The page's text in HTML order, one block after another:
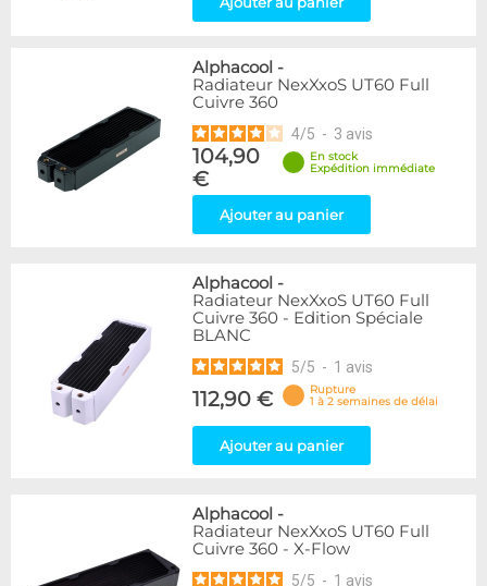
Alphacool -
Radiateur NexXxoS UT60 Full
Cuivre 360
4/5 - 3 avis
104,90
€
En stock
Expédition immédiate
Ajouter au panier
Alphacool -
Radiateur NexXxoS UT60 Full
Cuivre 360 - Edition Spéciale
BLANC
5/5 - 1 avis
112,90 €
Rupture
1 à 2 semaines de délai
Ajouter au panier
Alphacool -
Radiateur NexXxoS UT60 Full
Cuivre 360 - X-Flow
5/5 - 1 avis